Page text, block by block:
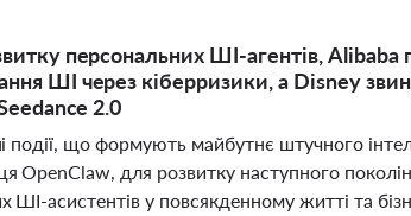
персональних ШІ-агентів,
ШІ через кіберризики, а Disney
2.0
події, що формують майбутнє штучного
OpenClaw, для розвитку наступного
асистентів у повсякденному житті та